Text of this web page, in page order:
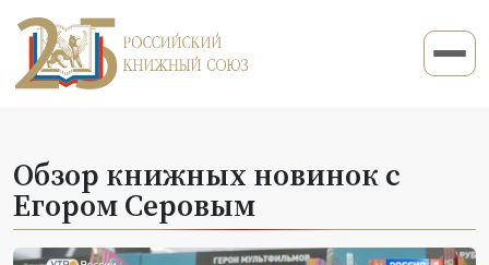
Обзор книжных новинок с
Егором Серовым